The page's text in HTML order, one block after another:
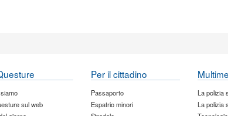
sul web
Per il cittadino
Passaporto
Espatrio minori
La polizia
La polizia